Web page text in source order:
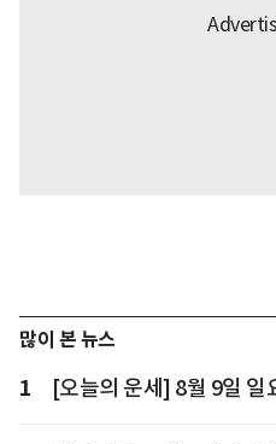
많이 본 뉴스
1 [오늘의 운세] 8월 9일